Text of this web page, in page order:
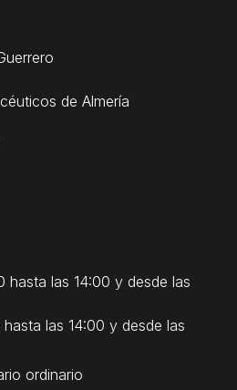
de Almería
hasta las 14:00 y desde las
las 14:00 y desde las
ordinario